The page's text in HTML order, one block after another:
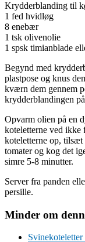
Krydderblanding til
1 fed hvidløg
8 enebær
1 tsk olivenolie
1 spsk timianblade
Begynd med
plastpose og knus
kværn dem gennem
krydderblandingen
Opvarm olien på en
koteletterne ved ikke
koteletterne op,
tomater og kog det
simre 5-8 minutter.
Server fra panden
persille.
Minder om